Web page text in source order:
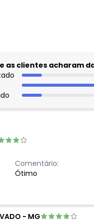
as clientes acharam
Comentário:
Ótimo
- MG